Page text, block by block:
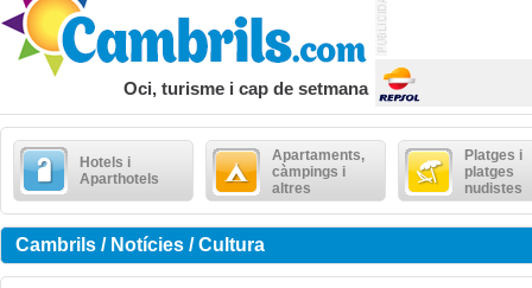
Oci, turisme i cap de setmana
Hotels i
Aparthotels
Apartaments,
càmpings i
altres
Platges i
platges
nudistes
Cambrils / Notícies / Cultura